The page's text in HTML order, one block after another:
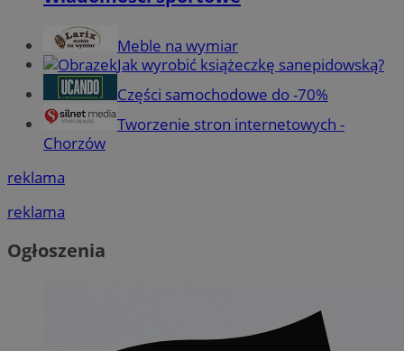
Meble na wymiar
Jak wyrobić książeczkę sanepidowską?
Części samochodowe do -70%
Tworzenie stron internetowych -
Chorzów
reklama
reklama
Ogłoszenia